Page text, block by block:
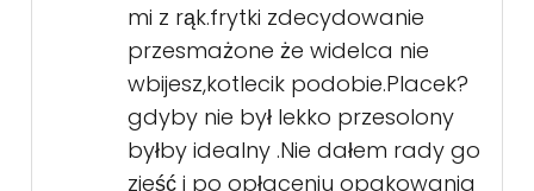
mi z rąk.frytki zdecydowanie
przesmażone że widelca nie
wbijesz,kotlecik podobie.Placek?
gdyby nie był lekko przesolony
byłby idealny .Nie dałem rady go
zjeść i po opłaceniu opakowania